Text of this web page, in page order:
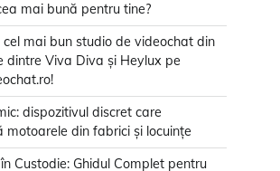
mai bună pentru tine?
cel mai bun studio de videochat din
dintre Viva Diva și Heylux pe
dispozitivul discret care
motoarele din fabrici și locuințe
Custodie: Ghidul Complet pentru